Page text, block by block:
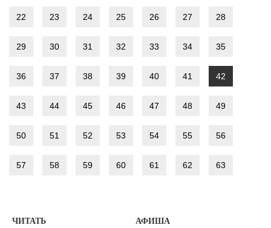
22 23 24 25 26 27 28
29 30 31 32 33 34 35
36 37 38 39 40 41 42
43 44 45 46 47 48 49
50 51 52 53 54 55 56
57 58 59 60 61 62 63
ЧИТАТЬ АФИША